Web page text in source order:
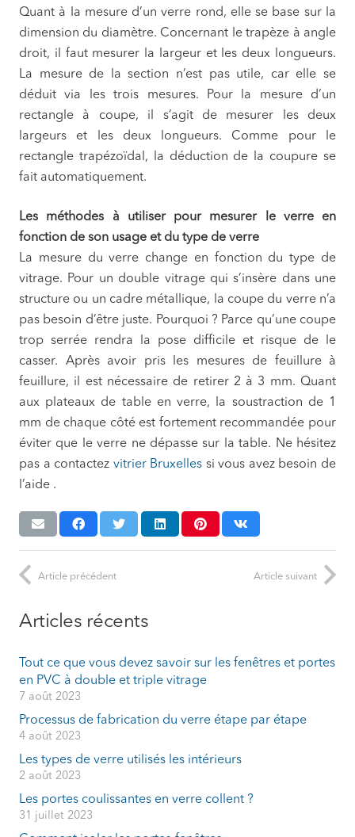
Quant à la mesure d’un verre rond, elle se base sur la
dimension du diamètre. Concernant le trapèze à angle
droit, il faut mesurer la largeur et les deux longueurs.
La mesure de la section n’est pas utile, car elle se
déduit via les trois mesures. Pour la mesure d’un
rectangle à coupe, il s’agit de mesurer les deux
largeurs et les deux longueurs. Comme pour le
rectangle trapézoïdal, la déduction de la coupure se
fait automatiquement.
Les méthodes à utiliser pour mesurer le verre en
fonction de son usage et du type de verre
La mesure du verre change en fonction du type de
vitrage. Pour un double vitrage qui s’insère dans une
structure ou un cadre métallique, la coupe du verre n’a
pas besoin d’être juste. Pourquoi ? Parce qu’une coupe
trop serrée rendra la pose difficile et risque de le
casser. Après avoir pris les mesures de feuillure à
feuillure, il est nécessaire de retirer 2 à 3 mm. Quant
aux plateaux de table en verre, la soustraction de 1
mm de chaque côté est fortement recommandée pour
éviter que le verre ne dépasse sur la table. Ne hésitez
pas a contactez vitrier Bruxelles si vous avez besoin de
l’aide .
Article précédent Article suivant
Articles récents
Tout ce que vous devez savoir sur les fenêtres et portes
en PVC à double et triple vitrage
7 août 2023
Processus de fabrication du verre étape par étape
4 août 2023
Les types de verre utilisés les intérieurs
2 août 2023
Les portes coulissantes en verre collent ?
31 juillet 2023